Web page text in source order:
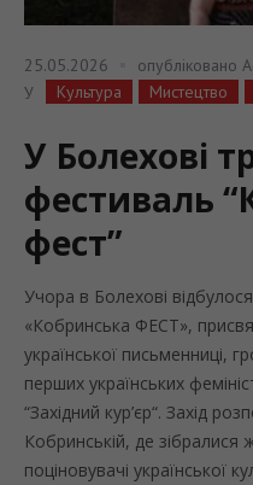
25.05.2026 опубліковано
У
Культура Мистецтво
У Болехові
фестиваль
фест”
Учора в Болехові
«Кобринська ФЕСТ»,
української письменниці,
перших українських
“Західний кур’єр“. Захід
Кобринській, де зібралися
поціновувачі української